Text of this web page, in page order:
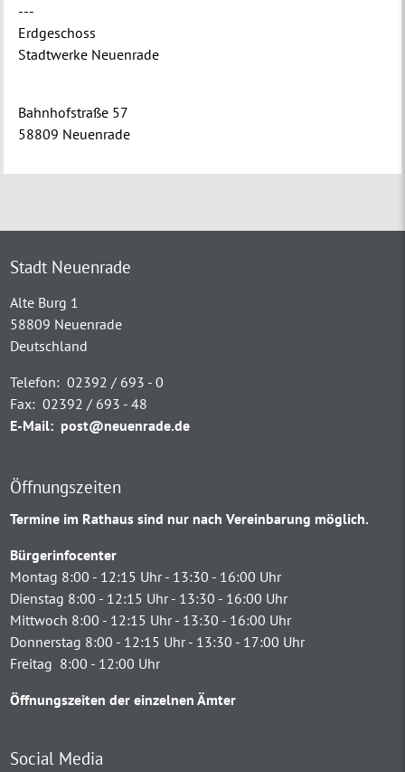
---
Erdgeschoss
Stadtwerke Neuenrade
Bahnhofstraße 57
58809 Neuenrade
Stadt Neuenrade
Alte Burg 1
58809 Neuenrade
Deutschland
Telefon: 02392 / 693 - 0
Fax: 02392 / 693 - 48
E-Mail: post@neuenrade.de
Öffnungszeiten
Termine im Rathaus sind nur nach Vereinbarung möglich.
Bürgerinfocenter
Montag 8:00 - 12:15 Uhr - 13:30 - 16:00 Uhr
Dienstag 8:00 - 12:15 Uhr - 13:30 - 16:00 Uhr
Mittwoch 8:00 - 12:15 Uhr - 13:30 - 16:00 Uhr
Donnerstag 8:00 - 12:15 Uhr - 13:30 - 17:00 Uhr
Freitag 8:00 - 12:00 Uhr
Öffnungszeiten der einzelnen Ämter
Social Media